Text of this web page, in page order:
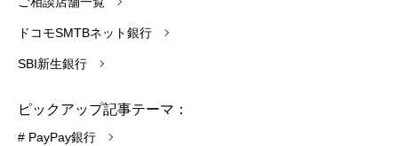
ドコモSMTBネット銀行
SBI新生銀行
ピックアップ記事テーマ：
# PayPay銀行